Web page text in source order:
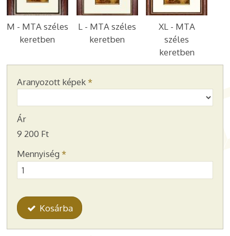
M - MTA széles
keretben
L - MTA széles
keretben
XL - MTA
széles
keretben
Aranyozott képek *
Ár
9 200 Ft
Mennyiség *
Kosárba